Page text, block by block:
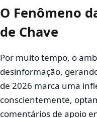
O Fenômeno
de Chave
Por muito tempo, o
desinformação,
de 2026 marca uma
conscientemente,
comentários de apoio